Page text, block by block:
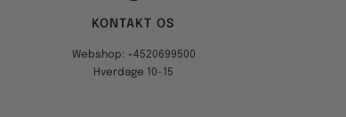
KONTAKT OS
Webshop: +4520699500
Hverdage 10-15